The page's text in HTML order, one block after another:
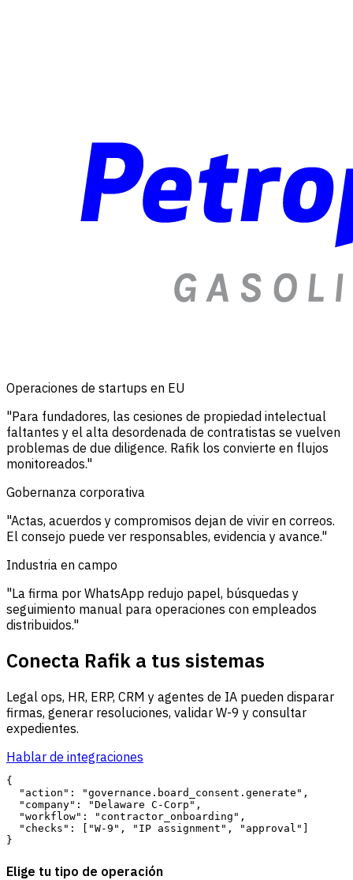
Operaciones de startups en EU
"Para fundadores, las cesiones de propiedad intelectual
faltantes y el alta desordenada de contratistas se vuelven
problemas de due diligence. Rafik los convierte en flujos
monitoreados."
Gobernanza corporativa
"Actas, acuerdos y compromisos dejan de vivir en correos.
El consejo puede ver responsables, evidencia y avance."
Industria en campo
"La firma por WhatsApp redujo papel, búsquedas y
seguimiento manual para operaciones con empleados
distribuidos."
Conecta Rafik a tus sistemas
Legal ops, HR, ERP, CRM y agentes de IA pueden disparar
firmas, generar resoluciones, validar W-9 y consultar
expedientes.
Hablar de integraciones
{
  "action": "governance.board_consent.generate",
  "company": "Delaware C-Corp",
  "workflow": "contractor_onboarding",
  "checks": ["W-9", "IP assignment", "approval"]
Elige tu tipo de operación